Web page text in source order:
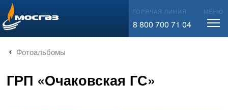
info@mos-gaz.ru ГОРЯЧАЯ ЛИНИЯ
8 800 700 71 04
МЕНЮ
Фотоальбомы
ГРП «Очаковская ГС»